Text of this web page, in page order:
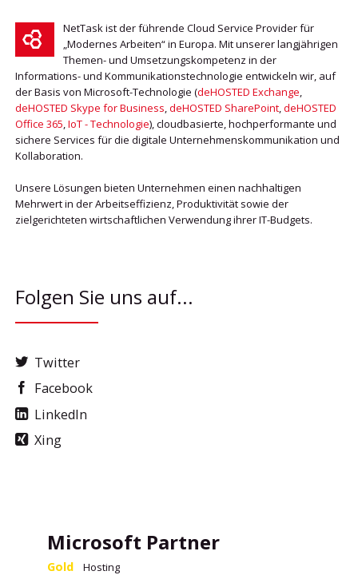
NetTask ist der führende Cloud Service Provider für
„Modernes Arbeiten“ in Europa. Mit unserer langjährigen
Themen- und Umsetzungskompetenz in der
Informations- und Kommunikationstechnologie entwickeln wir, auf
der Basis von Microsoft-Technologie (deHOSTED Exchange,
deHOSTED Skype for Business,deHOSTED SharePoint,deHOSTED
Office 365,IoT - Technologie), cloudbasierte, hochperformante und
sichere Services für die digitale Unternehmenskommunikation und
Kollaboration.
Unsere Lösungen bieten Unternehmen einen nachhaltigen
Mehrwert in der Arbeitseffizienz, Produktivität sowie der
zielgerichteten wirtschaftlichen Verwendung ihrer IT-Budgets.
Folgen Sie uns auf...
Twitter
Facebook
LinkedIn
Xing
Microsoft Partner
Gold Hosting